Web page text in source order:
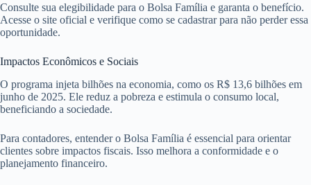
Consulte sua elegibilidade para o Bolsa Família e garanta o benefício.
Acesse o site oficial e verifique como se cadastrar para não perder essa
oportunidade.
Impactos Econômicos e Sociais
O programa injeta bilhões na economia, como os R$ 13,6 bilhões em
junho de 2025. Ele reduz a pobreza e estimula o consumo local,
beneficiando a sociedade.
Para contadores, entender o Bolsa Família é essencial para orientar
clientes sobre impactos fiscais. Isso melhora a conformidade e o
planejamento financeiro.